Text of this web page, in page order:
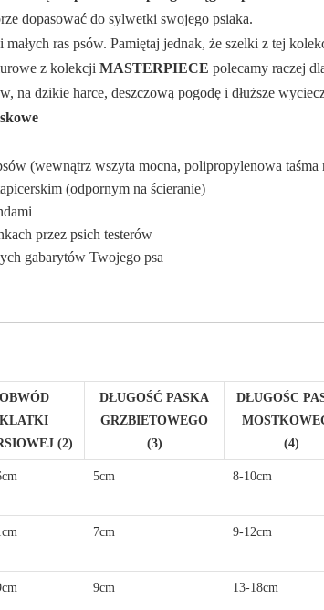
dopasować do sylwetki swojego psiaka.
ras psów. Pamiętaj jednak, że szelki z tej
z kolekcji MASTERPIECE polecamy raczej
na dzikie harce, deszczową pogodę i dłuższe
(wewnątrz wszyta mocna, polipropylenowa taśma
(odpornym na ścieranie)
przez psich testerów
gabarytów Twojego psa
OBWÓD
KLATKI
(2)
DŁUGOŚĆ PASKA
GRZBIETOWEGO
(3)
DŁUGOŚC
(4)
5cm 8-10cm
7cm 9-12cm
9cm 13-18cm